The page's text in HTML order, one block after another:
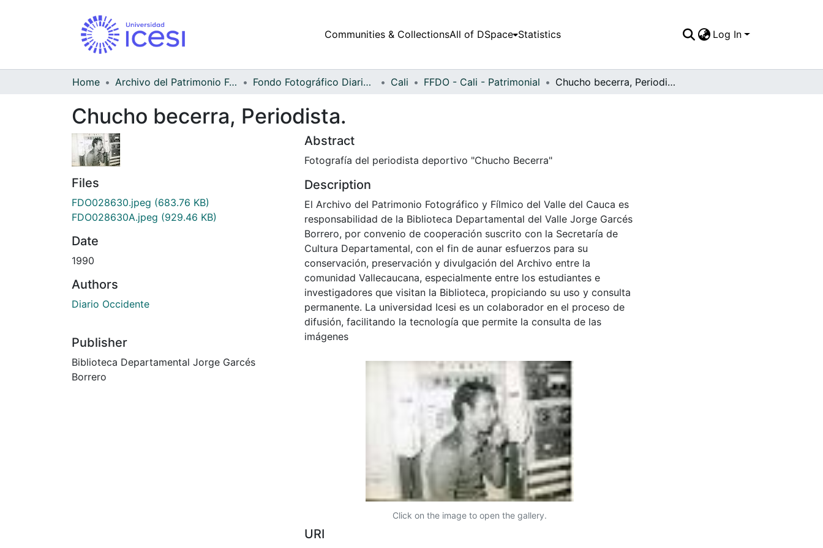
Communities & CollectionsAll of DSpace Statistics Log In
Home Archivo del Patrimonio Fotográfico y Fílmico del Valle del Cauca Fondo Fotográfico Diario Occidente Cali FFDO - Cali - Patrimonial Chucho becerra, Periodista.
Chucho becerra, Periodista.
Files
FDO028630.jpeg (683.76 KB)
FDO028630A.jpeg (929.46 KB)
Date
1990
Authors
Diario Occidente
Publisher
Biblioteca Departamental Jorge Garcés
Borrero
Abstract
Fotografía del periodista deportivo "Chucho Becerra"
Description
El Archivo del Patrimonio Fotográfico y Fílmico del Valle del Cauca es
responsabilidad de la Biblioteca Departamental del Valle Jorge Garcés
Borrero, por convenio de cooperación suscrito con la Secretaría de
Cultura Departamental, con el fin de aunar esfuerzos para su
conservación, preservación y divulgación del Archivo entre la
comunidad Vallecaucana, especialmente entre los estudiantes e
investigadores que visitan la Biblioteca, propiciando su uso y consulta
permanente. La universidad Icesi es un colaborador en el proceso de
difusión, facilitando la tecnología que permite la consulta de las
imágenes
Click on the image to open the gallery.
URI